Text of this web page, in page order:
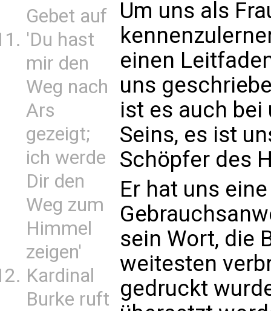
Gebet auf
'Du hast
mir den
Weg nach
Ars
gezeigt;
ich werde
Dir den
Weg zum
Himmel
zeigen'
Kardinal
Burke ruft
Um uns als
einen
uns
ist es auch bei
Seins, es ist
Schöpfer des
Er hat uns
sein Wort, die
weitesten
gedruckt